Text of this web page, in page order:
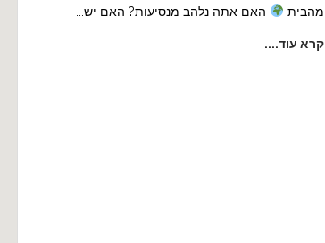
מהבית
האם אתה נלהב מנסיעות? האם יש...
קרא עוד....